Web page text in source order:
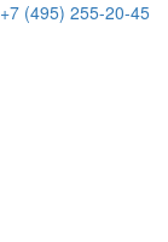
+7 (495) 255-20-45